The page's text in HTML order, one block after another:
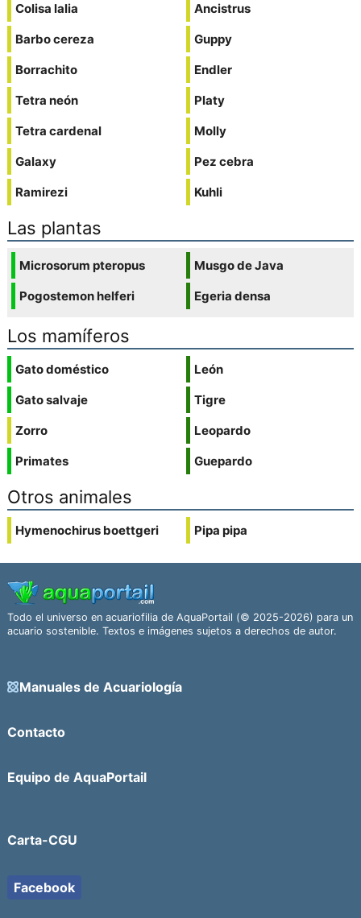
Colisa lalia
Barbo cereza
Borrachito
Tetra neón
Tetra cardenal
Galaxy
Ramirezi
Ancistrus
Guppy
Endler
Platy
Molly
Pez cebra
Kuhli
Las plantas
Microsorum pteropus
Pogostemon helferi
Musgo de Java
Egeria densa
Los mamíferos
Gato doméstico
Gato salvaje
Zorro
Primates
León
Tigre
Leopardo
Guepardo
Otros animales
Hymenochirus boettgeri Pipa pipa
Todo el universo en acuariofilia de AquaPortail (© 2025-2026) para un
acuario sostenible. Textos e imágenes sujetos a derechos de autor.
Manuales de Acuariología
Contacto
Equipo de AquaPortail
Carta-CGU
Facebook